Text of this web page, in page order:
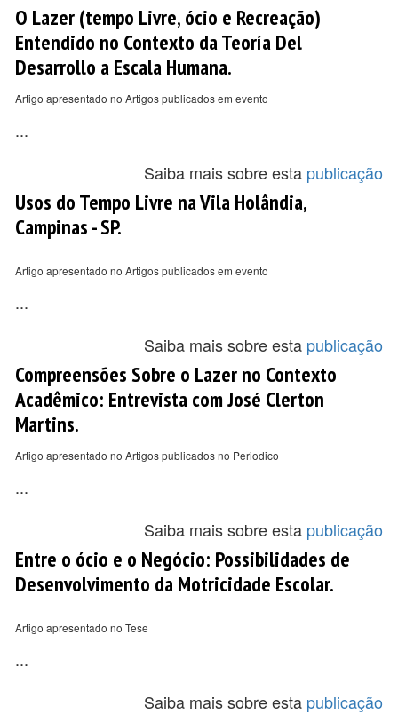
O Lazer (tempo Livre, ócio e Recreação)
Entendido no Contexto da Teoría Del
Desarrollo a Escala Humana.
Artigo apresentado no Artigos publicados em evento
...
Saiba mais sobre esta publicação
Usos do Tempo Livre na Vila Holândia,
Campinas - SP.
Artigo apresentado no Artigos publicados em evento
...
Saiba mais sobre esta publicação
Compreensões Sobre o Lazer no Contexto
Acadêmico: Entrevista com José Clerton
Martins.
Artigo apresentado no Artigos publicados no Periodico
...
Saiba mais sobre esta publicação
Entre o ócio e o Negócio: Possibilidades de
Desenvolvimento da Motricidade Escolar.
Artigo apresentado no Tese
...
Saiba mais sobre esta publicação